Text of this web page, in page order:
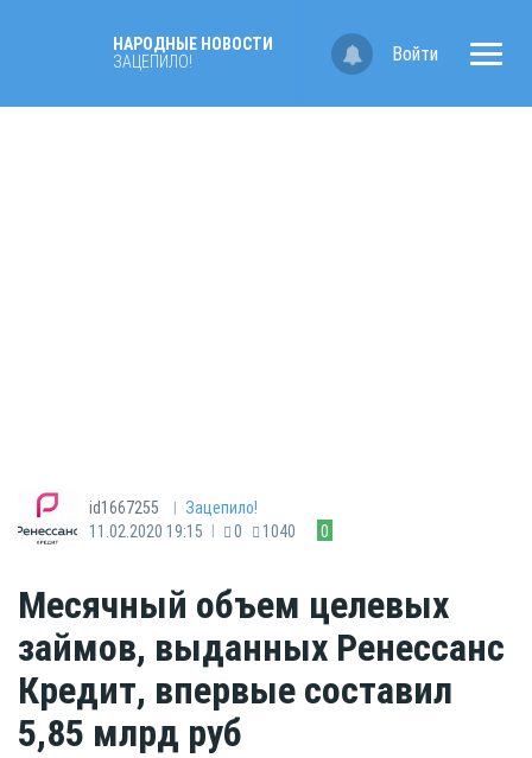
НАРОДНЫЕ НОВОСТИ
ЗАЦЕПИЛО!
Войти
id1667255 | Зацепило!
11.02.2020 19:15 | 0 1040 0
Месячный объем целевых
займов, выданных Ренессанс
Кредит, впервые составил
5,85 млрд руб